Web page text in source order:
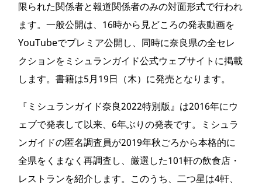
限られた関係者と報道関係者のみの対面形式で行われ
ます。一般公開は、16時から見どころの発表動画を
YouTubeでプレミア公開し、同時に奈良県の全セレ
クションをミシュランガイド公式ウェブサイトに掲載
します。書籍は5月19日（木）に発売となります。
『ミシュランガイド奈良2022特別版』は2016年にウ
ェブで発表して以来、6年ぶりの発表です。ミシュラ
ンガイドの匿名調査員が2019年秋ごろから本格的に
全県をくまなく再調査し、厳選した101軒の飲食店・
レストランを紹介します。このうち、二つ星は4軒、